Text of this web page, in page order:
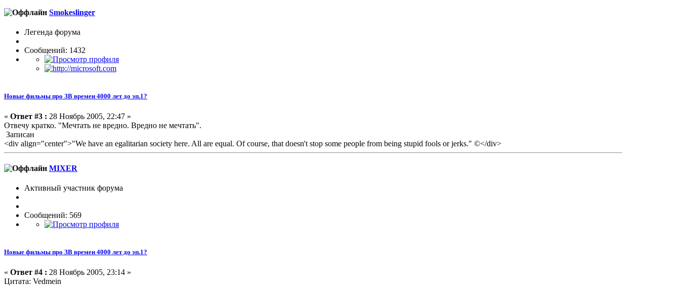
Smokeslinger
Легенда форума
Сообщений: 1432
Новые фильмы про ЗВ времен 4000 лет до эп.1?
« Ответ #3 : 28 Ноябрь 2005, 22:47 »
Отвечу кратко. "Мечтать не вредно. Вредно не мечтать".
Записан
<div align="center">"We have an egalitarian society here. All are equal. Of course, that doesn't stop some people from being stupid fools or jerks." ©</div>
MIXER
Активный участник форума
Сообщений: 569
Новые фильмы про ЗВ времен 4000 лет до эп.1?
« Ответ #4 : 28 Ноябрь 2005, 23:14 »
Цитата: Vedmein